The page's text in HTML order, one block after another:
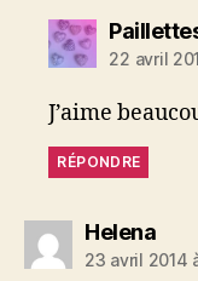
22 avril
J’aime
RÉPONDRE
Helenadit :
23 avril 2014